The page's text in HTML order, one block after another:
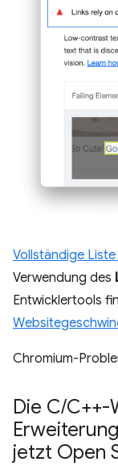
Vollständige
Verwendung des
Entwicklertools
Chromium-
Die C/C++-
jetzt Open